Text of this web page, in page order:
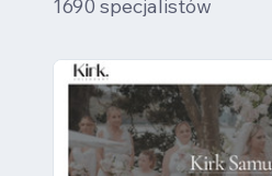
1690 specjalistów